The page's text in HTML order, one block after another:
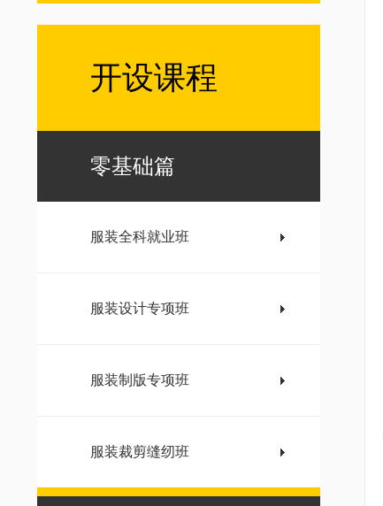
开设课程
零基础篇
服装全科就业班
服装设计专项班
服装制版专项班
服装裁剪缝纫班